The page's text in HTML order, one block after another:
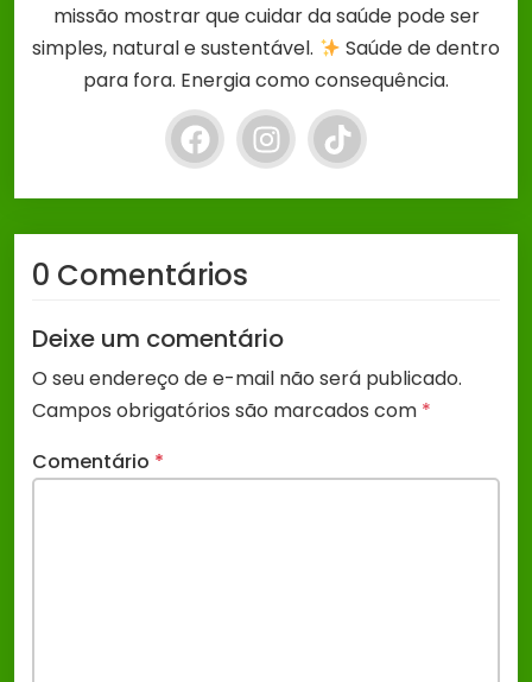
missão mostrar que cuidar da saúde pode ser
simples, natural e sustentável.
Saúde de dentro
para fora. Energia como consequência.
0 Comentários
Deixe um comentário
O seu endereço de e-mail não será publicado.
Campos obrigatórios são marcados com *
Comentário *